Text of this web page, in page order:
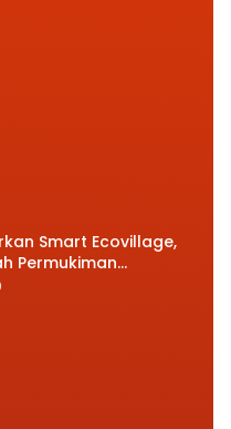
Smart Ecovillage,
Permukiman